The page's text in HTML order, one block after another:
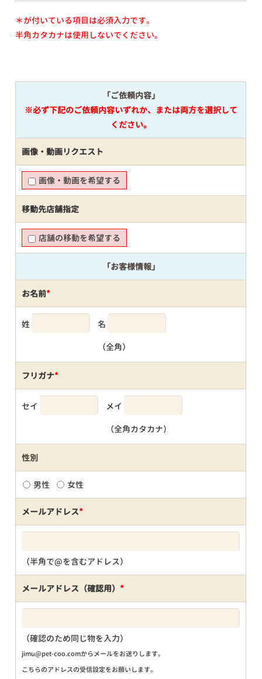
＊が付いている項目は必須入力です。
半角カタカナは使用しないでください。
「ご依頼内容」
※必ず下記のご依頼内容いずれか、または両方を選択して
ください。
画像・動画リクエスト
画像・動画を希望する
移動先店舗指定
店舗の移動を希望する
「お客様情報」
お名前*
姓 名
（全角）
フリガナ*
セイ メイ
（全角カタカナ）
性別
男性 女性
メールアドレス*
（半角で@を含むアドレス）
メールアドレス（確認用） *
（確認のため同じ物を入力）
jimu@pet-coo.comからメールをお送りします。
こちらのアドレスの受信設定をお願いします。